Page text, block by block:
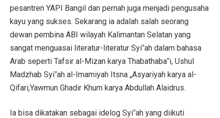
pesantren YAPI Bangil dan pernah juga menjadi pengusaha
kayu yang sukses. Sekarang ia adalah salah seorang
dewan pembina ABI wilayah Kalimantan Selatan yang
sangat menguasai literatur-literatur Syi‟ah dalam bahasa
Arab seperti Tafsir al-Mizan karya Thabathaba‟i, Ushul
Madzhab Syi‟ah al-Imamiyah Itsna „Asyariyah karya al-
Qifari,Yawmun Ghadir Khum karya Abdullah Alaidrus.
Ia bisa dikatakan sebagai idelog Syi‟ah yang diikuti